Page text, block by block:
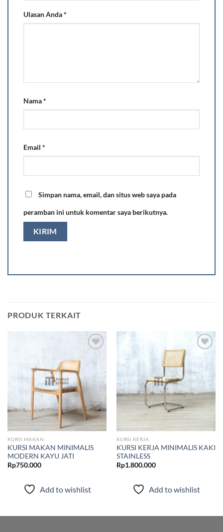
Ulasan Anda*
Nama*
Email *
Simpan nama, email, dan situs web saya pada
peramban ini untuk komentar saya berikutnya.
PRODUK TERKAIT
wishlist
KURSI MAKAN
KURSI MAKAN MINIMALIS
MODERN KAYU JATI
Rp750.000
Add to wishlist
Add to
wishlist
KURSI KERJA
KURSI KERJA MINIMALIS KAKI
STAINLESS
Rp1.800.000
Add to wishlist